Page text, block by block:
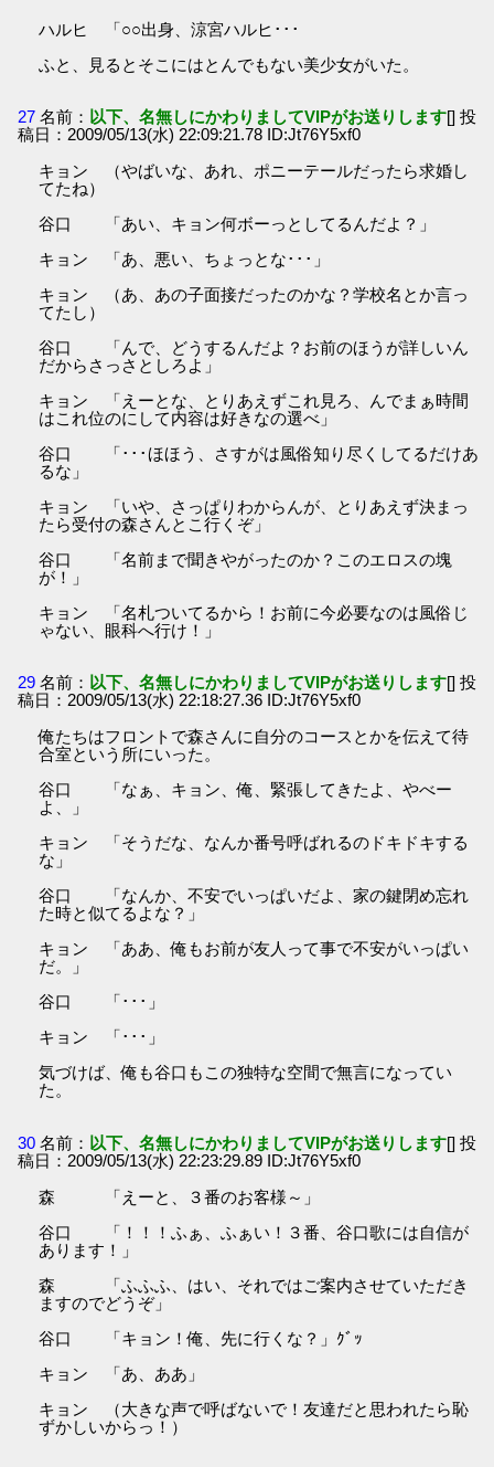
ハルヒ 「○○出身、涼宮ハルヒ･･･
ふと、見るとそこにはとんでもない美少女がいた。
27 名前： 以下、名無しにかわりましてVIPがお送りします[] 投
稿日：2009/05/13(水) 22:09:21.78 ID:Jt76Y5xf0
キョン （やばいな、あれ、ポニーテールだったら求婚し
てたね）
谷口 「あい、キョン何ボーっとしてるんだよ？」
キョン 「あ、悪い、ちょっとな･･･」
キョン （あ、あの子面接だったのかな？学校名とか言っ
てたし）
谷口 「んで、どうするんだよ？お前のほうが詳しいん
だからさっさとしろよ」
キョン 「えーとな、とりあえずこれ見ろ、んでまぁ時間
はこれ位のにして内容は好きなの選べ」
谷口 「･･･ほほう、さすがは風俗知り尽くしてるだけあ
るな」
キョン 「いや、さっぱりわからんが、とりあえず決まっ
たら受付の森さんとこ行くぞ」
谷口 「名前まで聞きやがったのか？このエロスの塊
が！」
キョン 「名札ついてるから！お前に今必要なのは風俗じ
ゃない、眼科へ行け！」
29 名前： 以下、名無しにかわりましてVIPがお送りします[] 投
稿日：2009/05/13(水) 22:18:27.36 ID:Jt76Y5xf0
俺たちはフロントで森さんに自分のコースとかを伝えて待
合室という所にいった。
谷口 「なぁ、キョン、俺、緊張してきたよ、やべー
よ、」
キョン 「そうだな、なんか番号呼ばれるのドキドキする
な」
谷口 「なんか、不安でいっぱいだよ、家の鍵閉め忘れ
た時と似てるよな？」
キョン 「ああ、俺もお前が友人って事で不安がいっぱい
だ。」
谷口 「･･･」
キョン 「･･･」
気づけば、俺も谷口もこの独特な空間で無言になってい
た。
30 名前： 以下、名無しにかわりましてVIPがお送りします[] 投
稿日：2009/05/13(水) 22:23:29.89 ID:Jt76Y5xf0
森 「えーと、３番のお客様～」
谷口 「！！！ふぁ、ふぁい！３番、谷口歌には自信が
あります！」
森 「ふふふ、はい、それではご案内させていただき
ますのでどうぞ」
谷口 「キョン！俺、先に行くな？」ｸﾞｯ
キョン 「あ、ああ」
キョン （大きな声で呼ばないで！友達だと思われたら恥
ずかしいからっ！）